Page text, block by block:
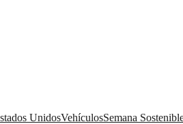
UnidosVehículosSemana